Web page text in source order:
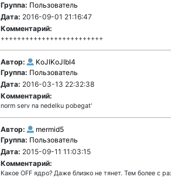
Группа: Пользователь
Дата: 2016-09-01 21:16:47
Комментарий:
+++++++++++++++++++++++++
Автор:
KoJIKoJIbI4
Группа: Пользователь
Дата: 2016-03-13 22:32:38
Комментарий:
norm serv na nedelku pobegat'
Автор:
mermid5
Группа: Пользователь
Дата: 2015-09-11 11:03:15
Комментарий:
Какое OFF ядро? Даже близко не тянет. Тем более с